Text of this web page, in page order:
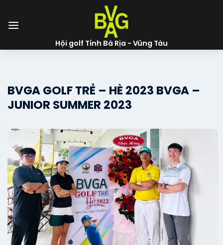
content
Hội golf Tỉnh Bà Rịa - Vũng Tàu
BVGA GOLF TRẺ – HÈ 2023 BVGA –
JUNIOR SUMMER 2023